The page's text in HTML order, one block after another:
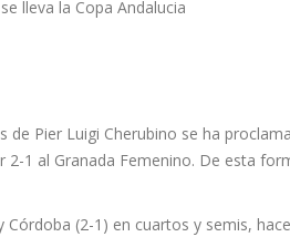
de Pier Luigi Cherubino se ha
2-1 al Granada Femenino. De esta
Córdoba (2-1) en cuartos y semis,